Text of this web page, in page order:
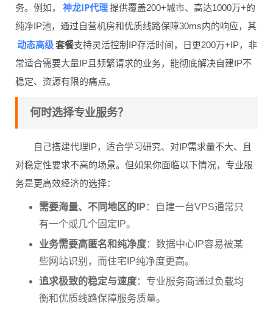
务。例如，
神龙IP代理提供覆盖200+城市、高达1000万+的
纯净IP池，通过自营机房和优质线路保障30ms内的响应，其
动态高级套餐支持灵活控制IP存活时间，日更200万+IP，非
常适合需要大量IP且频繁请求的业务，能彻底解决自建IP不
稳定、资源有限的痛点。
何时选择专业服务？
自己搭建代理IP，适合学习研究、对IP需求量不大、且
对稳定性要求不高的场景。但如果你面临以下情况，专业服
务是更高效经济的选择：
需要海量、不同地区的IP ：自建一台VPS通常只
有一个或几个固定IP。
业务需要高匿名和纯净度：数据中心IP容易被某
些网站识别，而住宅IP纯净度更高。
追求极致的稳定与速度：专业服务商通过负载均
衡和优质线路保障服务质量。